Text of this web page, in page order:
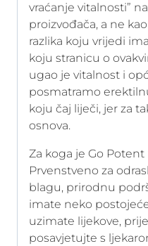
vraćanje vitalnosti”
proizvođača, a ne
razlika koju vrijedi
koju stranicu o
ugao je vitalnost i
posmatramo
koju čaj liječi, jer za
osnova.
Za koga je Go
Prvenstveno za
blagu, prirodnu
imate neko
uzimate lijekove,
posavjetujte s